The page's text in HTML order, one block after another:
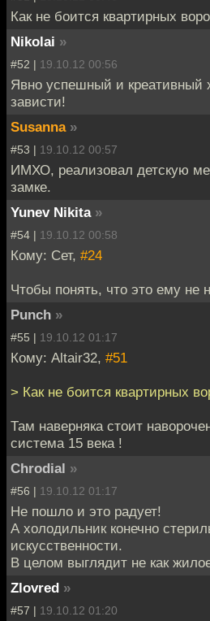
Как не боится квартирных
Nikolai »
#52 | 19.10.12 00:56
Явно успешный и креативный
зависти!
Susanna »
#53 | 19.10.12 00:57
ИМХО, реализовал детскую
замке.
Yunev Nikita »
#54 | 19.10.12 00:58
Кому: Сет, #24
Чтобы понять, что это ему не
Punch »
#55 | 19.10.12 01:17
Кому: Altair32, #51
> Как не боится квартирных
Там наверняка стоит
система 15 века !
Chrodial »
#56 | 19.10.12 01:17
Не пошло и это радует!
А холодильник конечно
искусственности.
В целом выглядит не как
Zlovred »
#57 | 19.10.12 01:20